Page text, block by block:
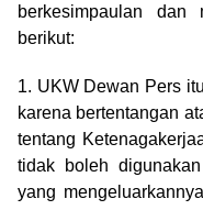
berkesimpaulan dan
berikut:
1. UKW Dewan Pers
karena bertentangan
tentang
tidak boleh
yang